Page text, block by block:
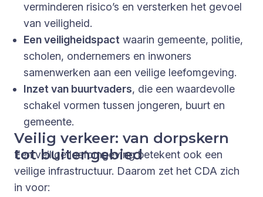
verminderen risico’s en versterken het gevoel
van veiligheid.
Een veiligheidspact waarin gemeente, politie,
scholen, ondernemers en inwoners
samenwerken aan een veilige leefomgeving.
Inzet van buurtvaders, die een waardevolle
schakel vormen tussen jongeren, buurt en
gemeente.
Veilig verkeer: van dorpskern
tot buitengebied
Een veilige leefomgeving betekent ook een
veilige infrastructuur. Daarom zet het CDA zich
in voor: